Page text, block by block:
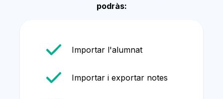
podràs:
Importar l'alumnat
Importar i exportar notes